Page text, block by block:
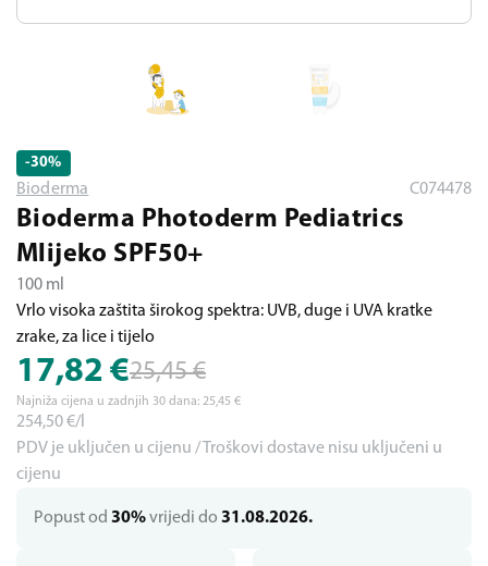
-30%
Bioderma C074478
Bioderma Photoderm Pediatrics
Mlijeko SPF50+
100 ml
Vrlo visoka zaštita širokog spektra: UVB, duge i UVA kratke
zrake, za lice i tijelo
17,82 €25,45 €
Najniža cijena u zadnjih 30 dana: 25,45 €
254,50€/l
PDV je uključen u cijenu / Troškovi dostave nisu uključeni u
cijenu
Popust od 30%vrijedi do 31.08.2026.